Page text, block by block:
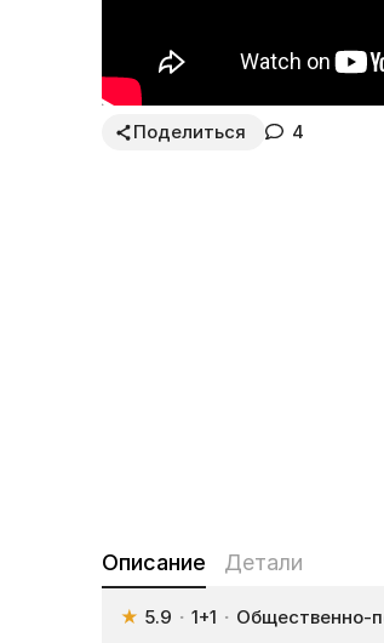
Поделиться 4
Описание Детали
★ 5.9 · 1+1 · Общественно-